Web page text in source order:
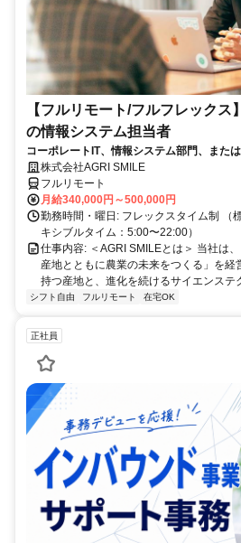
【フルリモート/フルフレックス
の情報システム担当者
コーポレートIT、情報システム部門、また
方、大歓迎！
株式会社AGRI SMILE
フルリモート
月給340,000円～500,000円
勤務時間・曜日: フレックスタイム制 （
キシブルタイム：5:00〜22:00）
仕事内容: ＜AGRI SMILEとは＞ 当社は
産地とともに農業の未来をつくる」を経
持つ産地と、進化を続けるサイエンステ
シフト自由 フルリモート 在宅OK
正社員